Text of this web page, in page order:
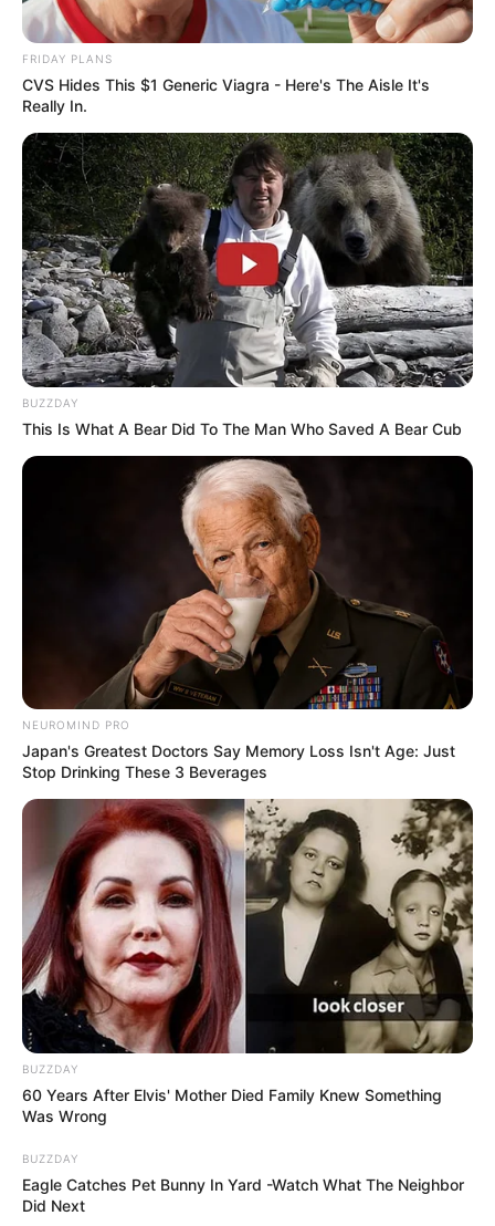
FRIDAY PLANS
CVS Hides This $1 Generic Viagra - Here's The Aisle It's
Really In.
BUZZDAY
This Is What A Bear Did To The Man Who Saved A Bear Cub
NEUROMIND PRO
Japan's Greatest Doctors Say Memory Loss Isn't Age: Just
Stop Drinking These 3 Beverages
BUZZDAY
60 Years After Elvis' Mother Died Family Knew Something
Was Wrong
BUZZDAY
Eagle Catches Pet Bunny In Yard -Watch What The Neighbor
Did Next